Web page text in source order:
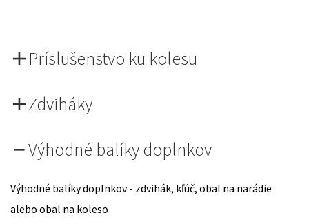
Príslušenstvo ku kolesu
Zdviháky
Výhodné balíky doplnkov
Výhodné balíky doplnkov - zdvihák, kľúč, obal na narádie
alebo obal na koleso